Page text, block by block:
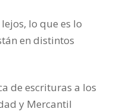
lo que es lo
en distintos
de escrituras a los
y Mercantil